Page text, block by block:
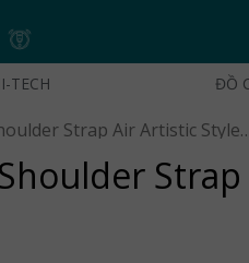
TECH ĐỒ
Dây đeo PGYTECH Camera Shoulder